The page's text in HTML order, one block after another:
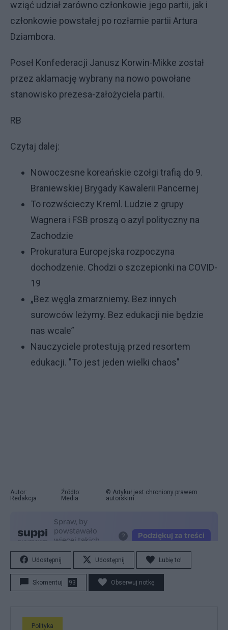
wziąć udział zarówno członkowie jego partii, jak i
członkowie powstałej po rozłamie partii Artura
Dziambora.
Poseł Konfederacji Janusz Korwin-Mikke został
przez aklamację wybrany na nowo powołane
stanowisko prezesa-założyciela partii.
RB
Czytaj dalej:
Nowoczesne koreańskie czołgi trafią do 9.
Braniewskiej Brygady Kawalerii Pancernej
To rozwścieczy Kreml. Ludzie z grupy
Wagnera i FSB proszą o azyl polityczny na
Zachodzie
Prokuratura Europejska rozpoczyna
dochodzenie. Chodzi o szczepionki na COVID-
19
„Bez węgla zmarzniemy. Bez innych
surowców leżymy. Bez edukacji nie będzie
nas wcale”
Nauczyciele protestują przed resortem
edukacji. "To jest jeden wielki chaos"
Autor:
Redakcja
Źródło:
Media
© Artykuł jest chroniony prawem
autorskim.
Udostępnij Udostępnij Lubię to!
Skomentuj 93 Obserwuj notkę
Polityka